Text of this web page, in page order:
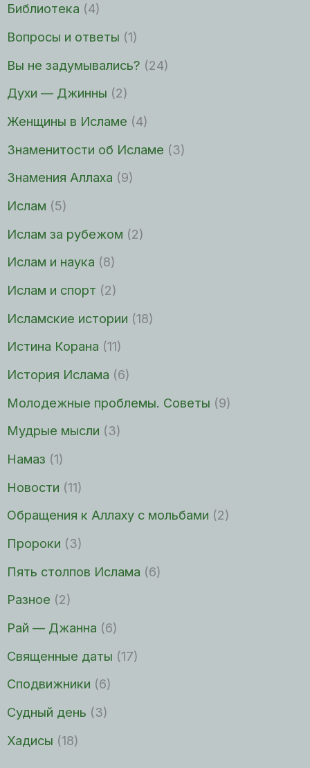
Библиотека (4)
Вопросы и ответы (1)
Вы не задумывались? (24)
Духи — Джинны (2)
Женщины в Исламе (4)
Знаменитости об Исламе (3)
Знамения Аллаха (9)
Ислам (5)
Ислам за рубежом (2)
Ислам и наука (8)
Ислам и спорт (2)
Исламские истории (18)
Истина Корана (11)
История Ислама (6)
Молодежные проблемы. Советы (9)
Мудрые мысли (3)
Намаз (1)
Новости (11)
Обращения к Аллаху с мольбами (2)
Пророки (3)
Пять столпов Ислама (6)
Разное (2)
Рай — Джанна (6)
Священные даты (17)
Сподвижники (6)
Судный день (3)
Хадисы (18)